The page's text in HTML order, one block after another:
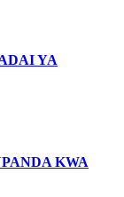
YA
KWA